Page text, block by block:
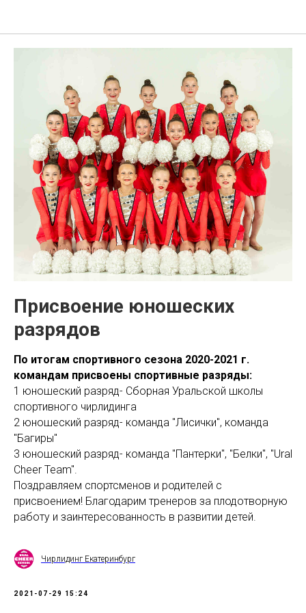
Присвоение юношеских
разрядов
По итогам спортивного сезона 2020-2021 г.
командам присвоены спортивные разряды:
1 юношеский разряд- Сборная Уральской школы
спортивного чирлидинга
2 юношеский разряд- команда "Лисички", команда
"Багиры"
3 юношеский разряд- команда "Пантерки", "Белки", "Ural
Cheer Team".
Поздравляем спортсменов и родителей с
присвоением! Благодарим тренеров за плодотворную
работу и заинтересованность в развитии детей.
Чирлидинг Екатеринбург
2021-07-29 15:24